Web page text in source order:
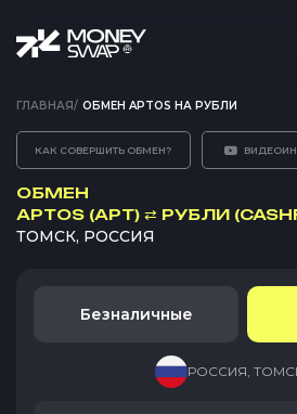
ГЛАВНАЯ/ ОБМЕН APTOS НА РУБЛИ
КАК СОВЕРШИТЬ ОБМЕН?
ОБМЕН
APTOS (APT) ⇄ РУБЛИ
ТОМСК, РОССИЯ
Безналичные
РОССИЯ,